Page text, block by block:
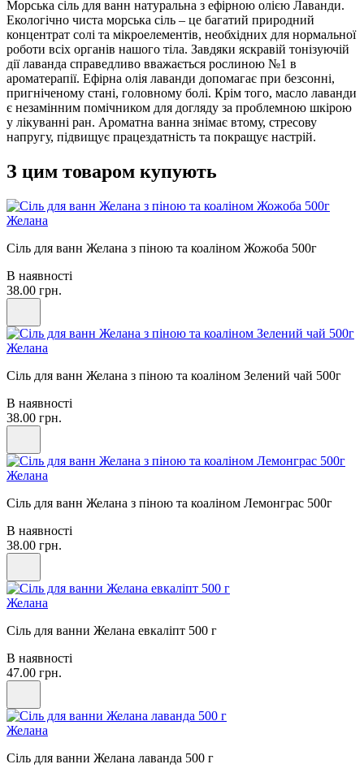
Морська сіль для ванн натуральна з ефірною олією Лаванди.
Екологічно чиста морська сіль – це багатий природний
концентрат солі та мікроелементів, необхідних для нормальної
роботи всіх органів нашого тіла. Завдяки яскравій тонізуючій
дії лаванда справедливо вважається рослиною №1 в
ароматерапії. Ефірна олія лаванди допомагає при безсонні,
пригніченому стані, головному болі. Крім того, масло лаванди
є незамінним помічником для догляду за проблемною шкірою
у лікуванні ран. Ароматна ванна знімає втому, стресову
напругу, підвищує працездатність та покращує настрій.
З цим товаром купують
Желана
Сіль для ванн Желана з піною та коаліном Жожоба 500г
В наявності
38.00 грн.
Желана
Сіль для ванн Желана з піною та коаліном Зелений чай 500г
В наявності
38.00 грн.
Желана
Сіль для ванн Желана з піною та коаліном Лемонграс 500г
В наявності
38.00 грн.
Желана
Сіль для ванни Желана евкаліпт 500 г
В наявності
47.00 грн.
Желана
Сіль для ванни Желана лаванда 500 г